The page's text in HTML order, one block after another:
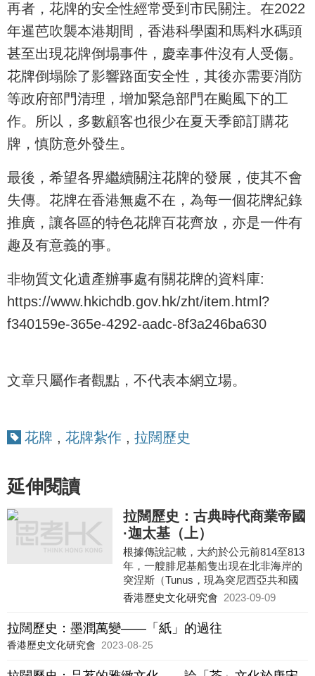
再者，花牌的安全性經常受到市民關注。在2022
年暹芭吹襲本港期間，香港科學園和馬料水碼頭
甚至出現花牌倒塌事件，慶幸事件沒有人受傷。
花牌倒塌除了影響路面安全性，其後亦需要消防
等政府部門清理，增加緊急部門在颱風下的工
作。所以，多數顧客也很少在夏天季節訂購花
牌，慎防意外發生。
最後，希望各界繼續關注花牌的發展，使其不會
失傳。花牌在香港無處不在，為每一個花牌紀錄
推廣，讓各區的特色花牌百花齊放，亦是一件有
趣及有意義的事。
非物質文化遺產辦事處有關花牌的資料庫:
https://www.hkichdb.gov.hk/zht/item.html?
f340159e-365e-4292-aadc-8f3a246ba630
文章只屬作者觀點，不代表本網立場。
花牌 , 花牌紮作 , 拉闊歷史
延伸閱讀
拉闊歷史：古典時代商業帝國
·迦太基（上）
根據傳說記載，大約於公元前814至813
年，一艘腓尼基船隻出現在北非海岸的
突涅斯（Tunus，現為突尼西亞共和國
首都突尼斯）附近。船上的領導人是推
774年在位）的姊妹愛麗莎（Elissa），
因庇格瑪里翁殺死她的叔父阿克爾巴斯
（Acerbas）而與其他痛恨國王的推羅
香港歷史文化研究會 2023-09-09
拉闊歷史：墨潤萬變——「紙」的過往
香港歷史文化研究會 2023-08-25